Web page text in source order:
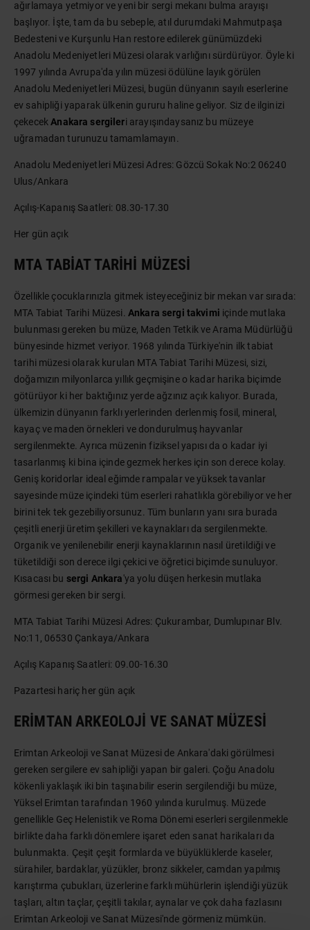
ağırlamaya yetmiyor ve yeni bir sergi mekanı bulma arayışı
başlıyor. İşte, tam da bu sebeple, atıl durumdaki Mahmutpaşa
Bedesteni ve Kurşunlu Han restore edilerek günümüzdeki
Anadolu Medeniyetleri Müzesi olarak varlığını sürdürüyor. Öyle ki
1997 yılında Avrupa'da yılın müzesi ödülüne layık görülen
Anadolu Medeniyetleri Müzesi, bugün dünyanın sayılı eserlerine
ev sahipliği yaparak ülkenin gururu haline geliyor. Siz de ilginizi
çekecekAnakara sergileri arayışındaysanız bu müzeye
uğramadan turunuzu tamamlamayın.
Anadolu Medeniyetleri Müzesi Adres: Gözcü Sokak No:2 06240
Ulus/Ankara
Açılış-Kapanış Saatleri: 08.30-17.30
Her gün açık
MTA TABIAT TARIHI MÜZESI
Özellikle çocuklarınızla gitmek isteyeceğiniz bir mekan var sırada:
MTA Tabiat Tarihi Müzesi. Ankara sergi takvimi içinde mutlaka
bulunması gereken bu müze, Maden Tetkik ve Arama Müdürlüğü
bünyesinde hizmet veriyor. 1968 yılında Türkiye'nin ilk tabiat
tarihi müzesi olarak kurulan MTA Tabiat Tarihi Müzesi, sizi,
doğamızın milyonlarca yıllık geçmişine o kadar harika biçimde
götürüyor ki her baktığınız yerde ağzınız açık kalıyor. Burada,
ülkemizin dünyanın farklı yerlerinden derlenmiş fosil, mineral,
kayaç ve maden örnekleri ve dondurulmuş hayvanlar
sergilenmekte. Ayrıca müzenin fiziksel yapısı da o kadar iyi
tasarlanmış ki bina içinde gezmek herkes için son derece kolay.
Geniş koridorlar ideal eğimde rampalar ve yüksek tavanlar
sayesinde müze içindeki tüm eserleri rahatlıkla görebiliyor ve her
birini tek tek gezebiliyorsunuz. Tüm bunların yanı sıra burada
çeşitli enerji üretim şekilleri ve kaynakları da sergilenmekte.
Organik ve yenilenebilir enerji kaynaklarının nasıl üretildiği ve
tüketildiği son derece ilgi çekici ve öğretici biçimde sunuluyor.
Kısacası bu sergi Ankara'ya yolu düşen herkesin mutlaka
görmesi gereken bir sergi.
MTA Tabiat Tarihi Müzesi Adres: Çukurambar, Dumlupınar Blv.
No:11, 06530 Çankaya/Ankara
Açılış Kapanış Saatleri: 09.00-16.30
Pazartesi hariç her gün açık
ERIMTAN ARKEOLOJI VE SANAT MÜZESI
Erimtan Arkeoloji ve Sanat Müzesi de Ankara'daki görülmesi
gereken sergilere ev sahipliği yapan bir galeri. Çoğu Anadolu
kökenli yaklaşık iki bin taşınabilir eserin sergilendiği bu müze,
Yüksel Erimtan tarafından 1960 yılında kurulmuş. Müzede
genellikle Geç Helenistik ve Roma Dönemi eserleri sergilenmekle
birlikte daha farklı dönemlere işaret eden sanat harikaları da
bulunmakta. Çeşit çeşit formlarda ve büyüklüklerde kaseler,
sürahiler, bardaklar, yüzükler, bronz sikkeler, camdan yapılmış
karıştırma çubukları, üzerlerine farklı mühürlerin işlendiği yüzük
taşları, altın taçlar, çeşitli takılar, aynalar ve çok daha fazlasını
Erimtan Arkeoloji ve Sanat Müzesi'nde görmeniz mümkün.